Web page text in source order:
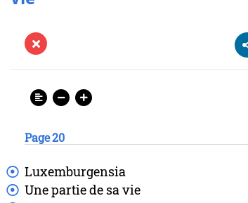
Page 20
Luxemburgensia
Unepartiede savie